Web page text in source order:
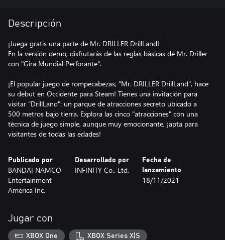
Descripción
¡Juega gratis una parte de Mr. DRILLER DrillLand!
En la versión demo, disfrutarás de las reglas básicas de Mr. Driller
con "Gira Mundial Perforante".
¡El popular juego de rompecabezas, "Mr. DRILLER DrillLand", hace
su debut en Occidente para Steam! Tienes una invitación para
visitar "DrillLand": un parque de atracciones secreto ubicado a
500 metros bajo tierra. Explora las cinco "atracciones" con una
técnica de juego simple, aunque muy emocionante, ¡apta para
visitantes de todas las edades!
Publicado por
BANDAI NAMCO
Entertainment
America Inc.
Desarrollado por
INFINITY Co., Ltd.
Fecha de
lanzamiento
18/11/2021
Jugar con
XBOX One XBOX Series X|S